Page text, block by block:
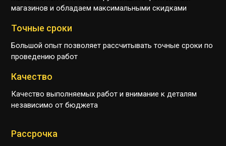
магазинов и обладаем максимальными скидками
Точные сроки
Большой опыт позволяет рассчитывать точные сроки по
проведению работ
Качество
Качество выполняемых работ и внимание к деталям
независимо от бюджета
Рассрочка